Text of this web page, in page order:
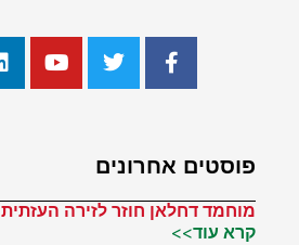
פוסטים אחרונים
מוחמד דחלאן חוזר לזירה העזתית
קרא עוד>>